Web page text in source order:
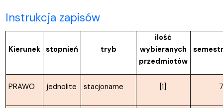
Instrukcja zapisów
Kierunek stopnień tryb
ilość
wybieranych
przedmiotów
semestr
PRAWO jednolite stacjonarne [1] 7